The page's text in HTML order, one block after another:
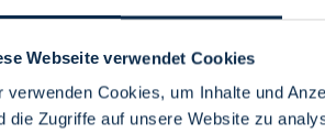
Webseite verwendet Cookies
verwenden Cookies, um Inhalte und
die Zugriffe auf unsere Website zu